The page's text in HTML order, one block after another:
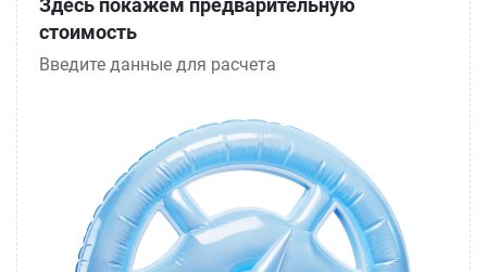
Здесь покажем предварительную
стоимость
Введите данные для расчета